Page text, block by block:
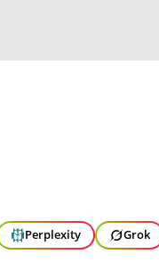
Perplexity Grok